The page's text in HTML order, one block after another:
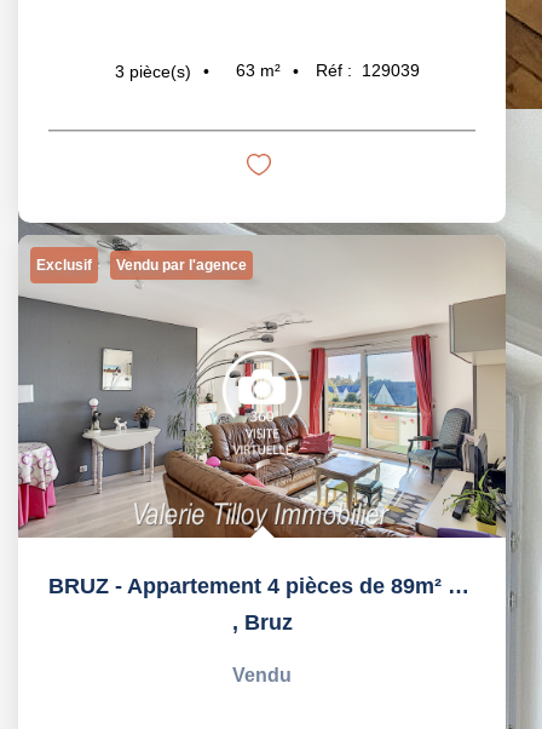
3 pièce(s) 63 m² Réf : 129039
Exclusif Vendu par l'agence
BRUZ - Appartement 4 pièces de 89m² avec ascenseur
, Bruz
Vendu